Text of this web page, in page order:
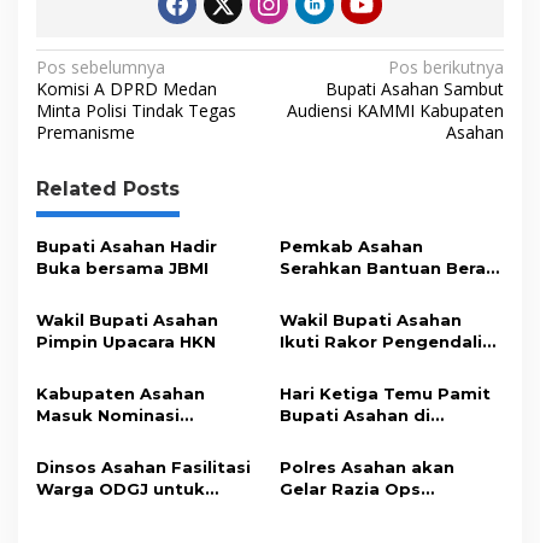
k
I
p
n
N
a
v
i
g
a
s
i
p
s
Pos sebelumnya
Komisi A DPRD Medan
Minta Polisi Tindak Tegas
Premanisme
Pos berikutnya
Bupati Asahan Sambut
Audiensi KAMMI Kabupaten
Asahan
Related Posts
Bupati Asahan Hadir
Buka bersama JBMI
Pemkab Asahan
Serahkan Bantuan Beras
Dhuafa
Wakil Bupati Asahan
Pimpin Upacara HKN
Wakil Bupati Asahan
Ikuti Rakor Pengendalian
Kabupaten Asahan
Masuk Nominasi
Provinsi
Hari Ketiga Temu Pamit
Bupati Asahan di
Dinsos Asahan Fasilitasi
Warga ODGJ untuk
Polres Asahan akan
Gelar Razia Ops